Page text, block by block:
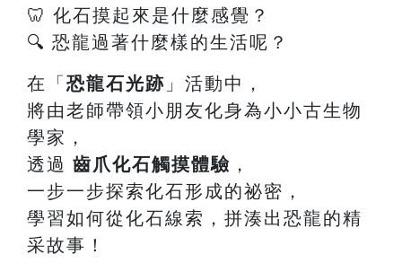
🦷 化石摸起來是什麼感覺？
🔍 恐龍過著什麼樣的生活呢？
在「 恐龍石光跡 」活動中，
將由老師帶領小朋友化身為小小古生物
學家，
透過 齒爪化石觸摸體驗 ，
一步一步探索化石形成的祕密，
學習如何從化石線索，拼湊出恐龍的精
采故事！